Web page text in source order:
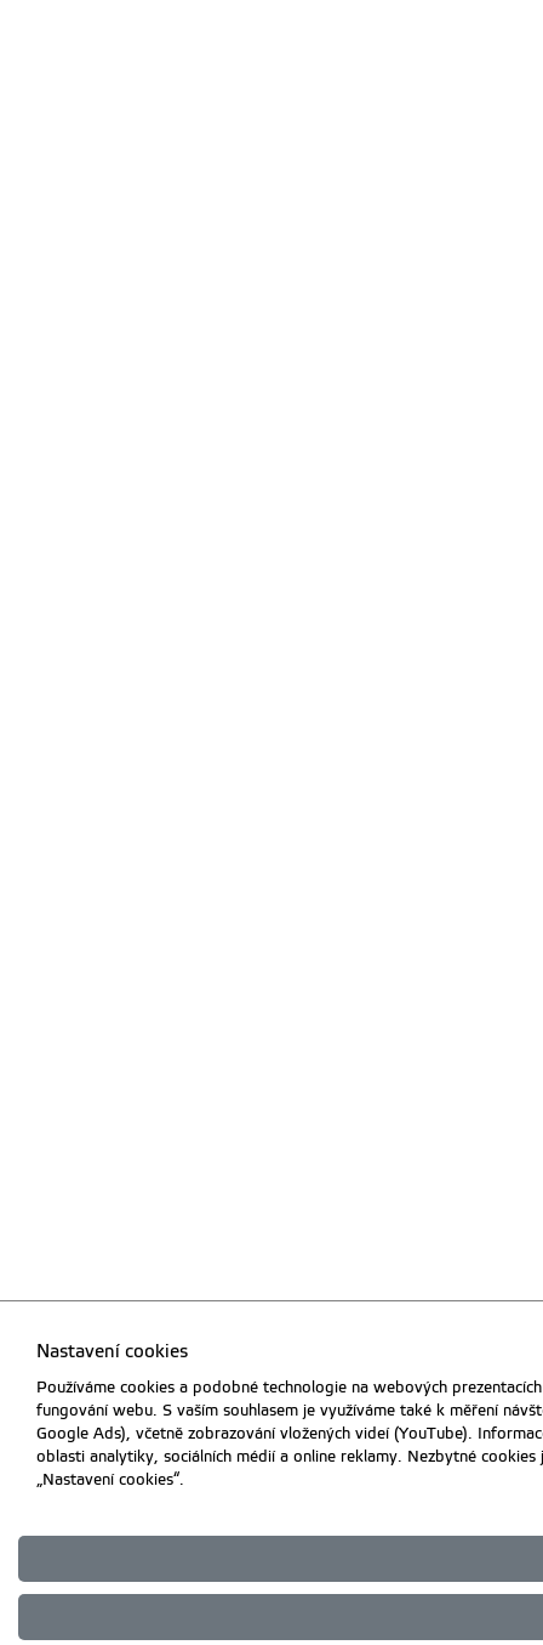
Nastavení cookies
Používáme cookies a podobné technologie na webových
fungování webu. S vaším souhlasem je využíváme také k měření
Google Ads), včetně zobrazování vložených videí (YouTube).
oblasti analytiky, sociálních médií a online reklamy. Nezbytné
„Nastavení cookies“.